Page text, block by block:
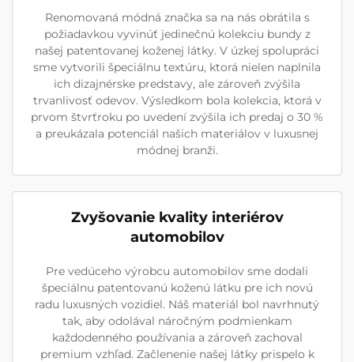
Renomovaná módná značka sa na nás obrátila s
požiadavkou vyvinúť jedinečnú kolekciu bundy z
našej patentovanej koženej látky. V úzkej spolupráci
sme vytvorili špeciálnu textúru, ktorá nielen naplnila
ich dizajnérske predstavy, ale zároveň zvýšila
trvanlivosť odevov. Výsledkom bola kolekcia, ktorá v
prvom štvrťroku po uvedení zvýšila ich predaj o 30 %
a preukázala potenciál našich materiálov v luxusnej
módnej branži.
Zvyšovanie kvality interiérov
automobilov
Pre vedúceho výrobcu automobilov sme dodali
špeciálnu patentovanú koženú látku pre ich novú
radu luxusných vozidiel. Náš materiál bol navrhnutý
tak, aby odolával náročným podmienkam
každodenného používania a zároveň zachoval
premium vzhľad. Začlenenie našej látky prispelo k